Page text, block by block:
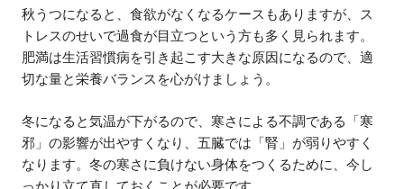
秋うつになると、食欲がなくなるケースもありますが、ス
トレスのせいで過食が目立つという方も多く見られます。
肥満は生活習慣病を引き起こす大きな原因になるので、適
切な量と栄養バランスを心がけましょう。
冬になると気温が下がるので、寒さによる不調である「寒
邪」の影響が出やすくなり、五臓では「腎」が弱りやすく
なります。冬の寒さに負けない身体をつくるために、今し